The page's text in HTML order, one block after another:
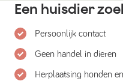
Een huisdier
Persoonlijk contact
Geen handel in dieren
Herplaatsing honden